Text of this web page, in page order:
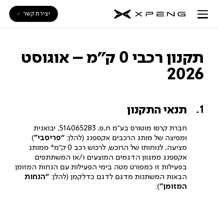
יצירת קשר
תקנון רכבי 0 ק”מ – אוגוסט
2026
תנאי התקנון
חברת קרסו מוטורס בע”מ ח.פ. 514065283, יבואנית
ומפיצה של מותג הרכבים אקספנג (להלן:“פריסבי”)
מציעה, לנוחותו של הרוכש, לרכוש רכב 0 ק”מ* ממותג
אקספנג ממגוון הדגמים המוצעים ו/או המשתתפים
בפעילות זו כמפורט מטה בימי הפעילות עם הנחות המזומן
הבאות המשתנות מדגם לדגם כדלקמן (להלן:“הנחות
המזומן”):